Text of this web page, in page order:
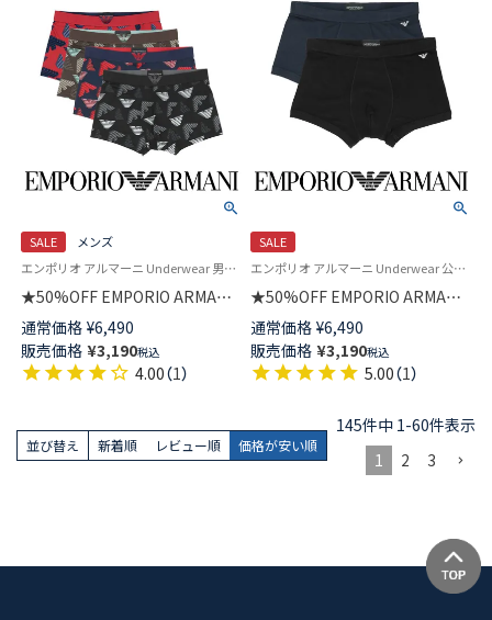
SALE
メンズ
エンポリオ アルマーニ Underwear 男性 下着 パンツ アンダーウェア
★50%OFF EMPORIO ARMANI
ALL OVER MICROFIBER オール
オーバーマイクロファイバー
ボクサーブリーフパンツ
【S/M/L】 前閉じ EUサイズ メン
通常価格 ¥6,490
販売価格 ¥3,190税込
4.00（1）
SALE
エンポリオ アルマーニ Underwear 公式 メンズ 男性 紳士 下着 プレゼント 無料ラッピング
★50%OFF EMPORIO ARMANI
イーグルリブ ビスコース ボク
サーパンツ 【S/M/L】 前閉じ EU
サイズ 54000341
通常価格 ¥6,490
販売価格 ¥3,190税込
5.00（1）
並び替え 新着順 レビュー順 価格が安い順
145件中 1-60件表示
1
2 3